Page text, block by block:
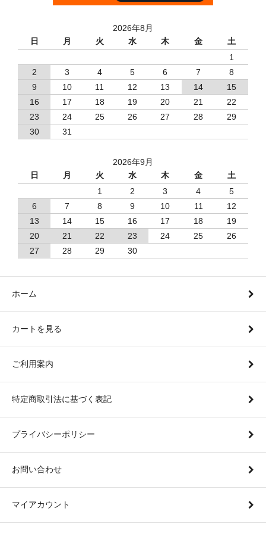
2026年8月
日
月 火 水 木 金
土
1
2
3 4 5 6 7
8
9
10 11 12 13 14
15
16
17 18 19 20 21
22
23
24 25 26 27 28
29
30
31
2026年9月
日
月 火 水 木 金
土
1
2 3 4
5
6
7 8 9 10 11
12
13
14 15 16 17 18
19
20
21 22 23 24 25
26
27
28 29 30
ホーム
カートを見る
ご利用案内
特定商取引法に基づく表記
プライバシーポリシー
お問い合わせ
マイアカウント